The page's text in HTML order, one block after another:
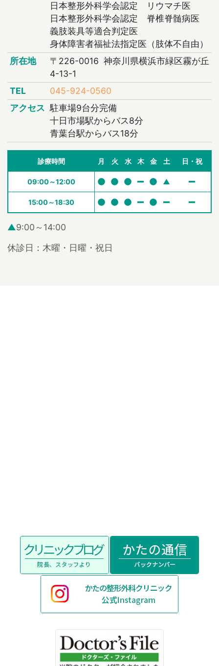
日本整形外科学会認定 リウマチ医
日本整形外科学会認定 脊椎脊髄病医
義肢装具等適合判定医
身体障害者福祉法指定医（肢体不自由）
所在地
〒226-0016 神奈川県横浜市緑区霧が丘
4-13-1
TEL
045-924-0560
アクセス 駐車場9台分完備
十日市場駅からバス8分
青葉台駅からバス18分
診療時間 月 火 水 木 金 土 日・祝
09:00～12:00 ▲
15:00～18:30
▲9:00～14:00
休診日：木曜・日曜・祝日